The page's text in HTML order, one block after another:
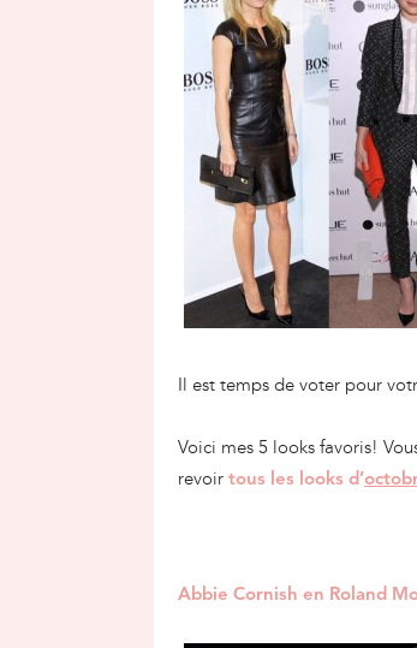
Il est temps de voter pour
Voici mes 5 looks favoris!
revoir tous les looks d’
Abbie Cornish en Roland